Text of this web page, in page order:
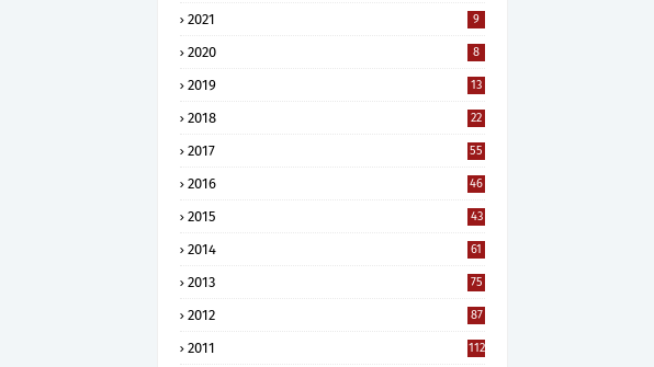
2021 9
2020 8
2019 13
2018 22
2017 55
2016 46
2015 43
2014 61
2013 75
2012 87
2011 112